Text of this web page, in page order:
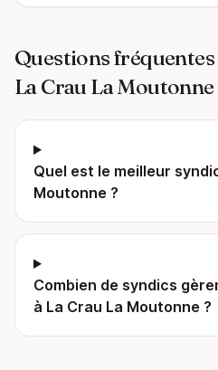
Questions
La Crau La Moutonne
Quel est le meilleur
Moutonne ?
Combien de syndics
à La Crau La Moutonne ?